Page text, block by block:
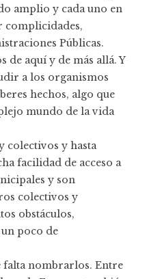
amplio y cada uno en
complicidades,
Públicas.
de aquí y de más allá. Y
a los organismos
hechos, algo que
mundo de la vida
colectivos y hasta
facilidad de acceso a
y son
colectivos y
obstáculos,
poco de
nombrarlos. Entre